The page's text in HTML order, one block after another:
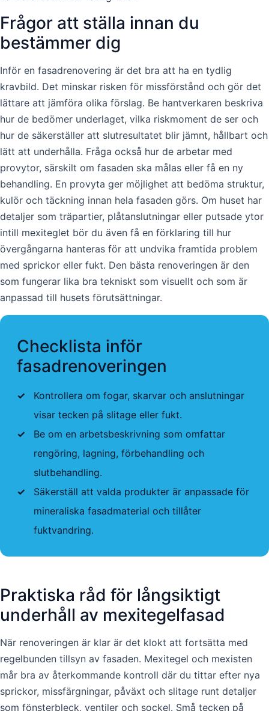
Frågor att ställa innan du
bestämmer dig
Inför en fasadrenovering är det bra att ha en tydlig
kravbild. Det minskar risken för missförstånd och gör det
lättare att jämföra olika förslag. Be hantverkaren beskriva
hur de bedömer underlaget, vilka riskmoment de ser och
hur de säkerställer att slutresultatet blir jämnt, hållbart och
lätt att underhålla. Fråga också hur de arbetar med
provytor, särskilt om fasaden ska målas eller få en ny
behandling. En provyta ger möjlighet att bedöma struktur,
kulör och täckning innan hela fasaden görs. Om huset har
detaljer som träpartier, plåtanslutningar eller putsade ytor
intill mexiteglet bör du även få en förklaring till hur
övergångarna hanteras för att undvika framtida problem
med sprickor eller fukt. Den bästa renoveringen är den
som fungerar lika bra tekniskt som visuellt och som är
anpassad till husets förutsättningar.
Checklista inför
fasadrenoveringen
✓
Kontrollera om fogar, skarvar och anslutningar
visar tecken på slitage eller fukt.
✓
Be om en arbetsbeskrivning som omfattar
rengöring, lagning, förbehandling och
slutbehandling.
✓
Säkerställ att valda produkter är anpassade för
mineraliska fasadmaterial och tillåter
fuktvandring.
Praktiska råd för långsiktigt
underhåll av mexitegelfasad
När renoveringen är klar är det klokt att fortsätta med
regelbunden tillsyn av fasaden. Mexitegel och mexisten
mår bra av återkommande kontroll där du tittar efter nya
sprickor, missfärgningar, påväxt och slitage runt detaljer
som fönsterbleck, ventiler och sockel. Små tecken på